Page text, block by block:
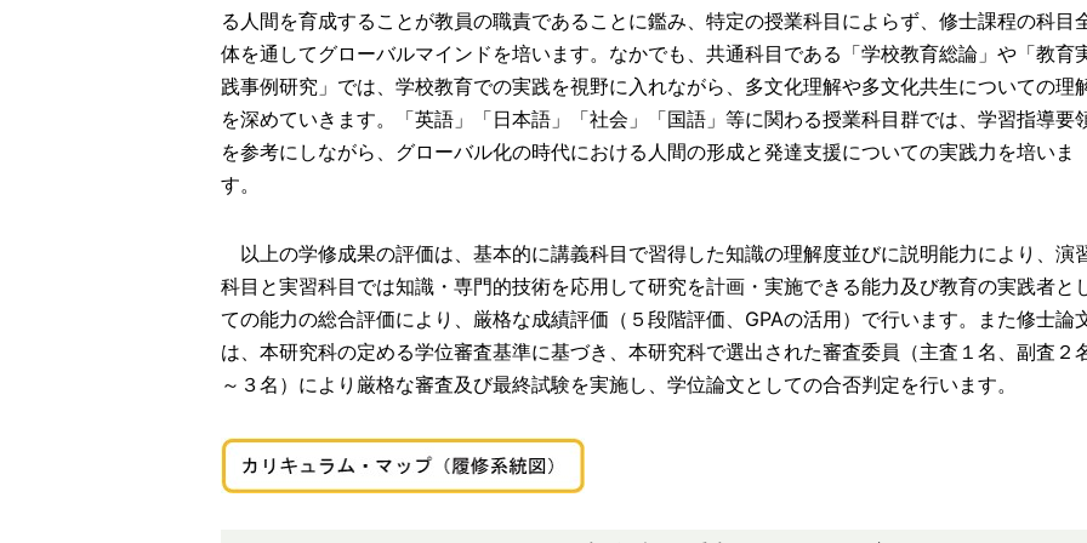
る人間を育成することが教員の職責であることに鑑み、特定の授業科目によらず、修士課程の科目
体を通してグローバルマインドを培います。なかでも、共通科目である「学校教育総論」や「教育
践事例研究」では、学校教育での実践を視野に入れながら、多文化理解や多文化共生についての理
を深めていきます。「英語」「日本語」「社会」「国語」等に関わる授業科目群では、学習指導要
を参考にしながら、グローバル化の時代における人間の形成と発達支援についての実践力を培いま
す。
以上の学修成果の評価は、基本的に講義科目で習得した知識の理解度並びに説明能力により、演
科目と実習科目では知識・専門的技術を応用して研究を計画・実施できる能力及び教育の実践者と
ての能力の総合評価により、厳格な成績評価（５段階評価、GPAの活用）で行います。また修士論
は、本研究科の定める学位審査基準に基づき、本研究科で選出された審査委員（主査１名、副査２
～３名）により厳格な審査及び最終試験を実施し、学位論文としての合否判定を行います。